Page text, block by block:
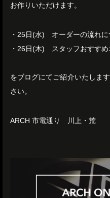
お作りいただけます。
・25日(水) オーダーの流れに
・26日(木) スタッフおすすめ
をブログにてご紹介いたしま
さい。
ARCH 市電通り 川上・荒